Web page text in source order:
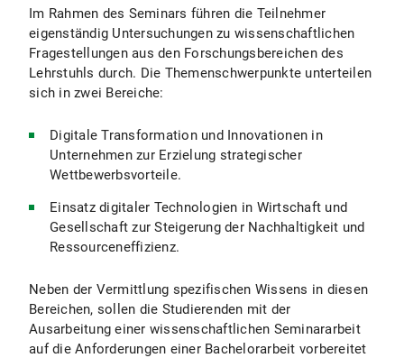
Im Rahmen des Seminars führen die Teilnehmer
eigenständig Untersuchungen zu wissenschaftlichen
Fragestellungen aus den Forschungsbereichen des
Lehrstuhls durch. Die Themenschwerpunkte unterteilen
sich in zwei Bereiche:
Digitale Transformation und Innovationen in
Unternehmen zur Erzielung strategischer
Wettbewerbsvorteile.
Einsatz digitaler Technologien in Wirtschaft und
Gesellschaft zur Steigerung der Nachhaltigkeit und
Ressourceneffizienz.
Neben der Vermittlung spezifischen Wissens in diesen
Bereichen, sollen die Studierenden mit der
Ausarbeitung einer wissenschaftlichen Seminararbeit
auf die Anforderungen einer Bachelorarbeit vorbereitet